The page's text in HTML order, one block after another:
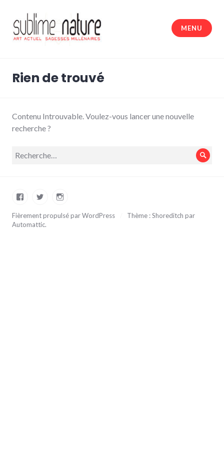
contenu
principal
MENU
Rien de trouvé
Contenu Introuvable. Voulez-vous lancer une nouvelle
recherche ?
Recherche
FacebookTwitterInstagram
Fièrement propulsé par WordPress
Thème : Shoreditch par
Automattic.